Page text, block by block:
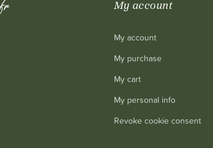
My account
My account
My purchase
My cart
My personal info
Revoke cookie consent